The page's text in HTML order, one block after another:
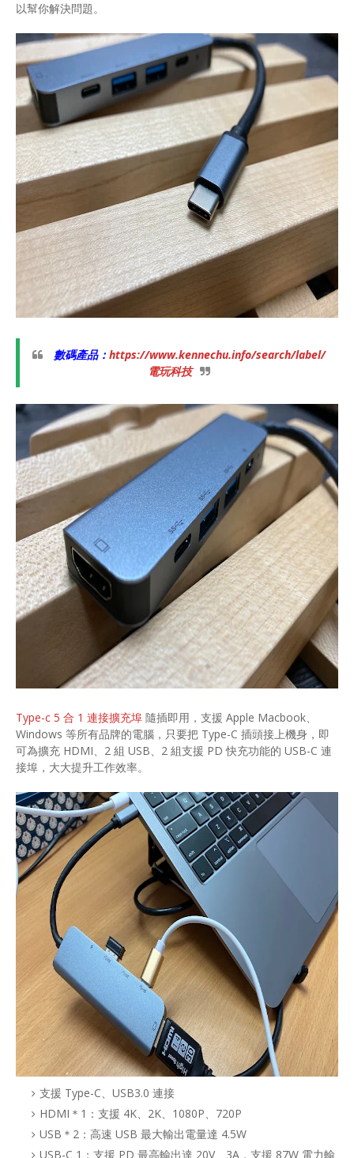
以幫你解決問題。
數碼產品： https://www.kennechu.info/search/label/
電玩科技
Type-c 5 合 1 連接擴充埠 隨插即用，支援 Apple Macbook、
Windows 等所有品牌的電腦，只要把 Type-C 插頭接上機身，即
可為擴充 HDMI、2 組 USB、2 組支援 PD 快充功能的 USB-C 連
接埠，大大提升工作效率。
支援 Type-C、USB3.0 連接
HDMI＊1：支援 4K、2K、1080P、720P
USB＊2：高速 USB 最大輸出電量達 4.5W
USB-C 1：支援 PD 最高輸出達 20V、3A，支援 87W 電力輸